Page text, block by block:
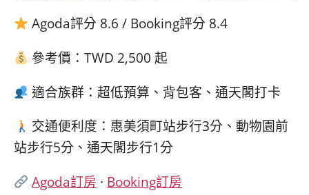
Agoda評分 8.6 / Booking評分 8.4
參考價：TWD 2,500 起
適合族群：超低預算、背包客、通天閣打卡
交通便利度：惠美須町站步行3分、動物園前
站步行5分、通天閣步行1分
Agoda訂房 · Booking訂房